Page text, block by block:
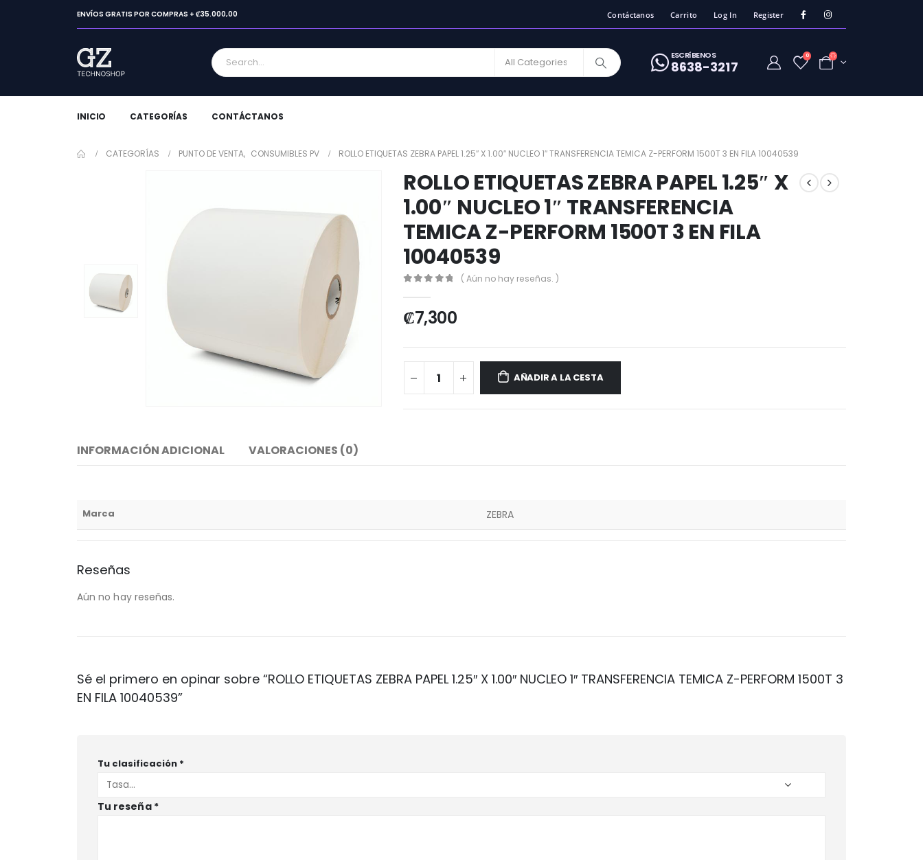
ENVÍOS GRATIS POR COMPRAS + ₡35.000,00 Contáctanos Carrito Log In Register
ESCRíBENOS
8638-3217
0
INICIO CATEGORÍAS CONTÁCTANOS
CATEGORÍAS PUNTO DE VENTA, CONSUMIBLES PV ROLLO ETIQUETAS ZEBRA PAPEL 1.25″ X 1.00″ NUCLEO 1″ TRANSFERENCIA TEMICA Z-PERFORM 1500T 3 EN FILA 10040539
ROLLO ETIQUETAS ZEBRA PAPEL 1.25″ X
1.00″ NUCLEO 1″ TRANSFERENCIA
TEMICA Z-PERFORM 1500T 3 EN FILA
10040539
( Aún no hay reseñas. )
₡7,300
AÑADIR A LA CESTA
INFORMACIÓN ADICIONAL VALORACIONES (0)
Marca ZEBRA
Reseñas
Aún no hay reseñas.
Sé el primero en opinar sobre “ROLLO ETIQUETAS ZEBRA PAPEL 1.25″ X 1.00″ NUCLEO 1″ TRANSFERENCIA TEMICA Z-PERFORM 1500T 3
EN FILA 10040539”
Tu clasificación *
Tu reseña *